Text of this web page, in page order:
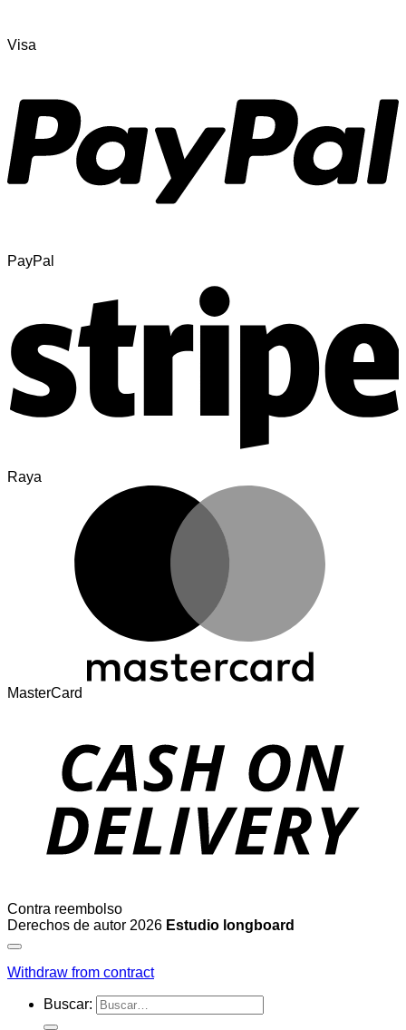
Visa
PayPal
Raya
MasterCard
Contra reembolso
Derechos de autor 2026 Estudio longboard
Withdraw from contract
Buscar: